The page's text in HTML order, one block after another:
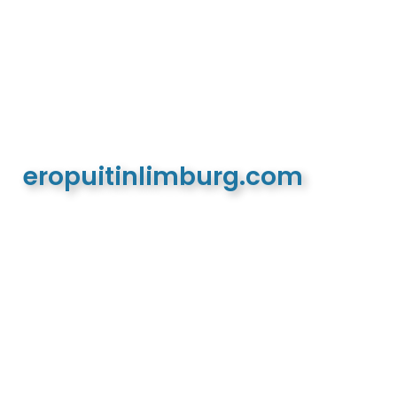
eropuitinlimburg.com